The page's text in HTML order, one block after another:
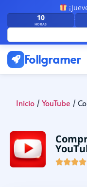
10
HORAS
:
Follgramer
Inicio/ YouTube /
